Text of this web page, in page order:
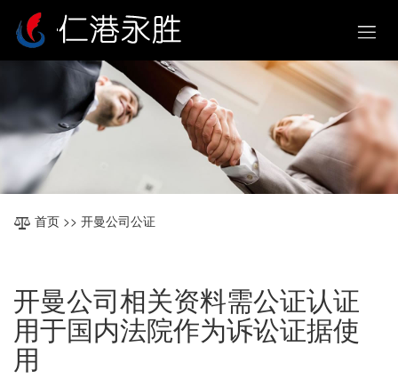
首页 >> 开曼公司公证
开曼公司相关资料需公证认证
用于国内法院作为诉讼证据使
用